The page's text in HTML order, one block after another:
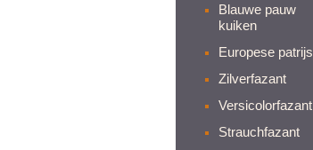
Blauwe pauw
kuiken
Europese patrijs
Zilverfazant
Versicolorfazant
Strauchfazant